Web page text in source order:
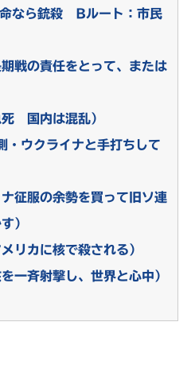
なら銃殺 Bルート：市民
戦の責任をとって、または
国内は混乱）
ウクライナと手打ちして
征服の余勢を買って旧ソ連
）
リカに核で殺される）
一斉射撃し、世界と心中）